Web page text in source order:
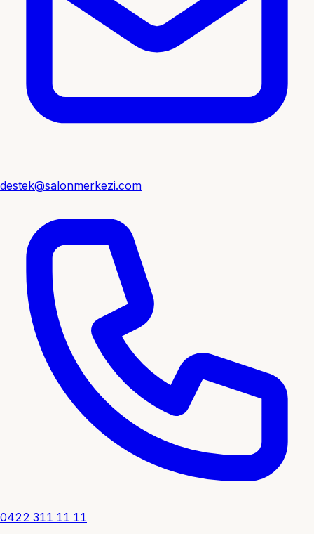
destek@salonmerkezi.com
0422 311 11 11